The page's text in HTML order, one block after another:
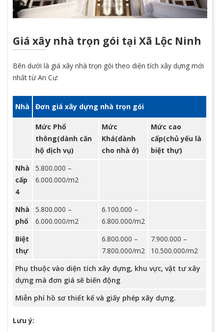
Giá xây nhà trọn gói tại Xã Lộc Ninh
Bên dưới là giá xây nhà trọn gói theo diện tích xây dựng mới
nhất từ An Cư:
Nhà Đơn giá xây dựng nhà trọn gói
Mức Phổ
thông(dành căn
hộ dịch vụ)
Mức
Khá(dành
cho nhà ở)
Mức cao
cấp(chủ yếu là
biệt thự)
Nhà
cấp
4
5.800.000 –
6.000.000/m2
Nhà
phố
5.800.000 –
6.000.000/m2
6.100.000 –
6.800.000/m2
Biệt
thự
6.800.000 –
7.800.000/m2
7.900.000 –
10.500.000/m2
Phụ thuộc vào diện tích xây dựng, khu vực, vật tư xây
dựng mà đơn giá sẽ biến động
Miễn phí hồ sơ thiết kế và giấy phép xây dựng.
Lưu ý: